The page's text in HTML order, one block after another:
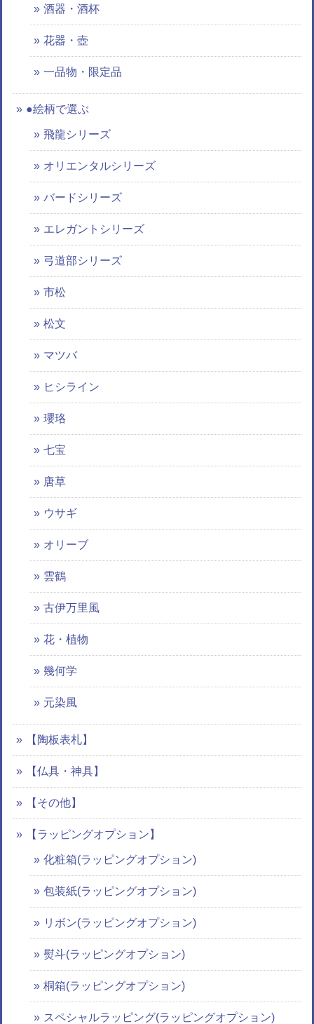
酒器・酒杯
花器・壺
一品物・限定品
●絵柄で選ぶ
飛龍シリーズ
オリエンタルシリーズ
バードシリーズ
エレガントシリーズ
弓道部シリーズ
市松
松文
マツバ
ヒシライン
瓔珞
七宝
唐草
ウサギ
オリーブ
雲鶴
古伊万里風
花・植物
幾何学
元染風
【陶板表札】
【仏具・神具】
【その他】
【ラッピングオプション】
化粧箱(ラッピングオプション)
包装紙(ラッピングオプション)
リボン(ラッピングオプション)
熨斗(ラッピングオプション)
桐箱(ラッピングオプション)
スペシャルラッピング(ラッピングオプション)